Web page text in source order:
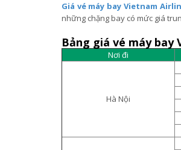
Giá vé máy bay Vietnam
những chặng bay có mức giá
Bảng giá vé máy bay
Nơi đi
Hà Nội